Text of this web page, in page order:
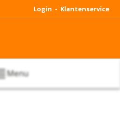
Login - Klantenservice
Menu